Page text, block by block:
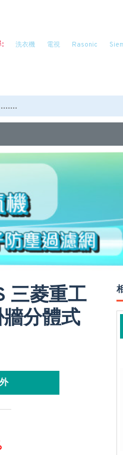
: 洗衣機 電視 Rasonic
三菱重工
分體式